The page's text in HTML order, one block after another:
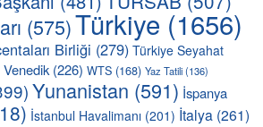
(575)Türkiye (1656)
Birliği (279) Türkiye Seyahat
Venedik (226) WTS (168) Yaz Tatili(136)
Yunanistan (591) İspanya
İstanbul Havalimanı (201) İtalya (261)